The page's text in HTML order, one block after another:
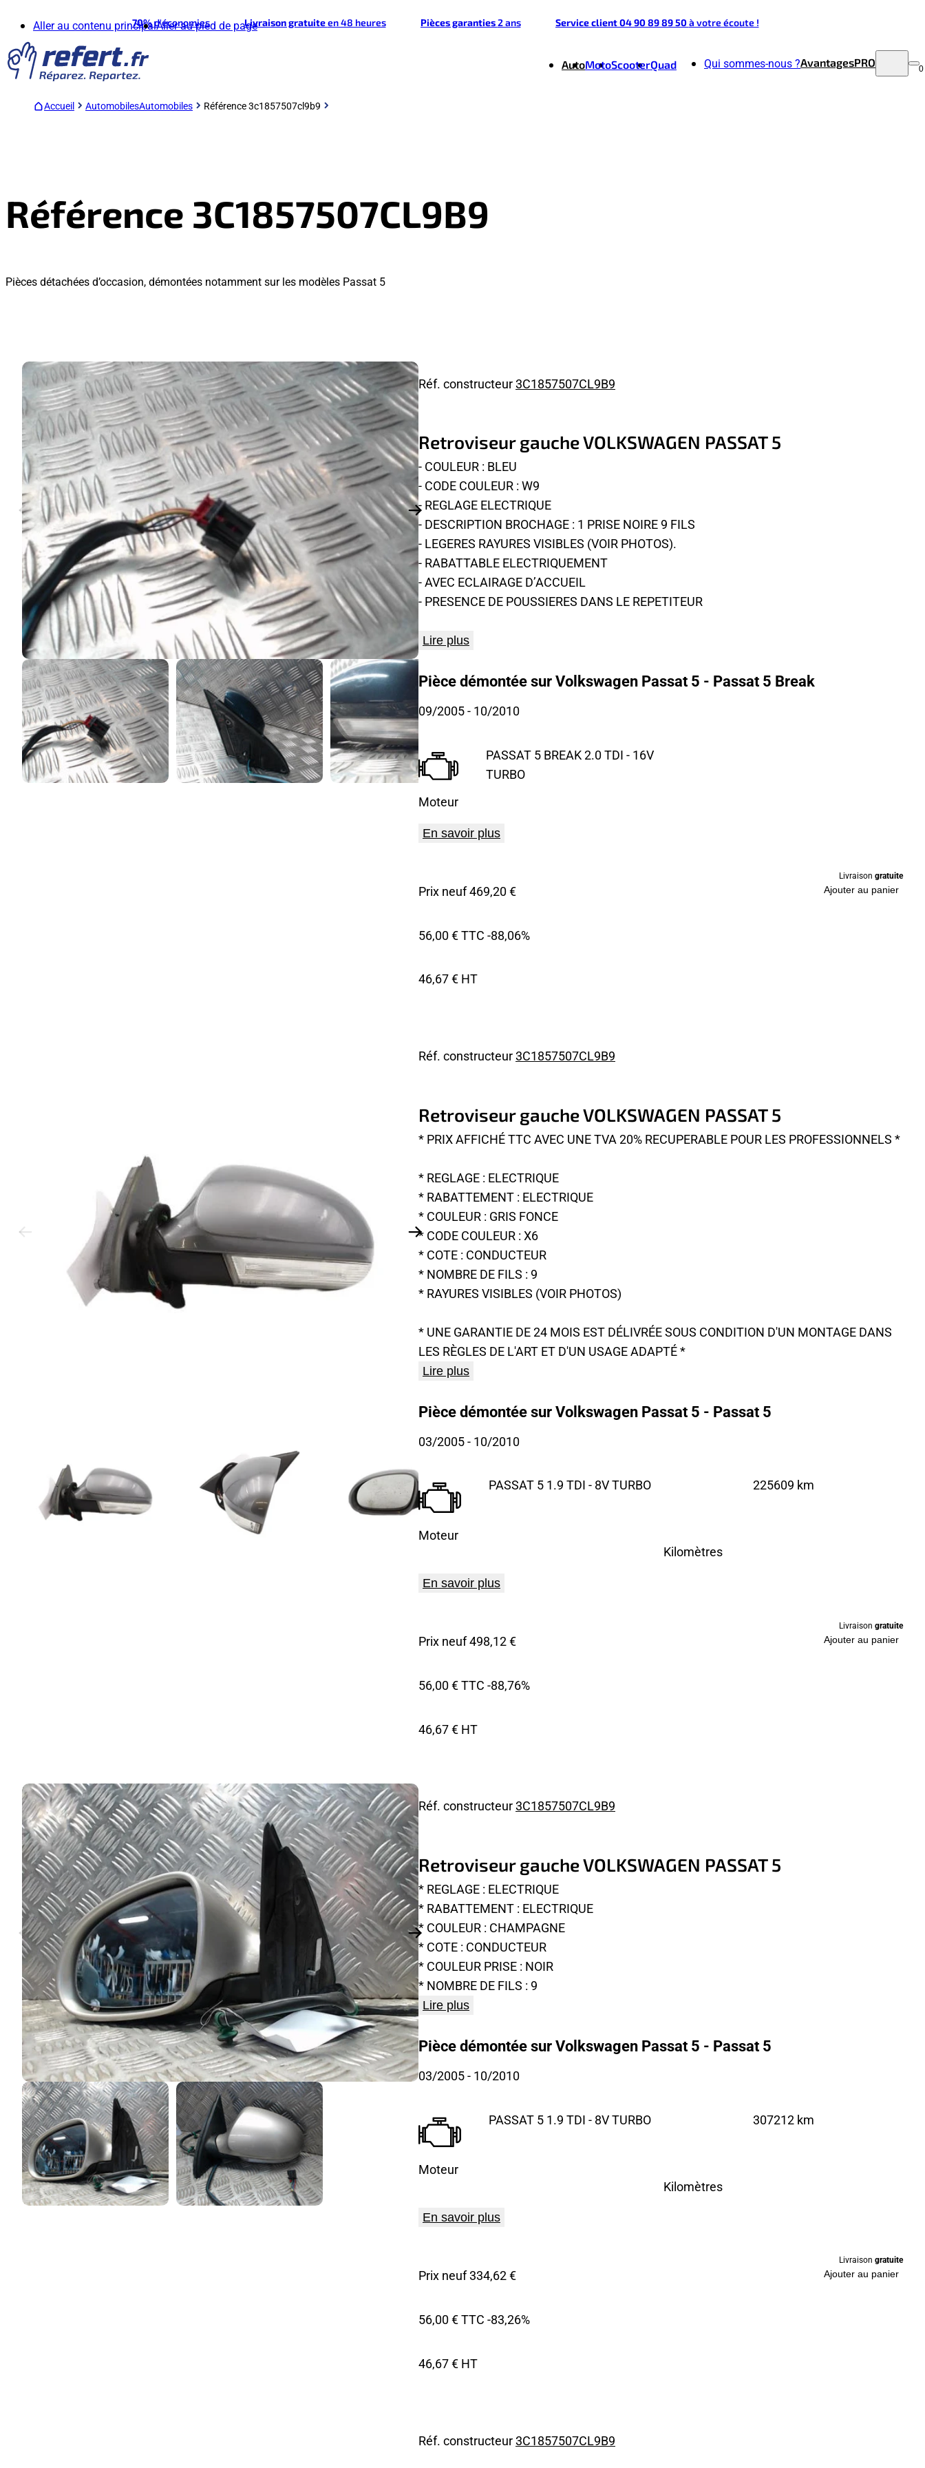
Aller au contenu principalAller au pied de page
70%d'économies Livraison gratuiteen 48 heures Pièces garanties2 ans Service client 04 90 89 89 50à votre écoute !
AutoMotoScooterQuad Qui sommes-nous ?AvantagesPRO 0
Accueil AutomobilesAutomobiles Référence 3c1857507cl9b9
Référence 3C1857507CL9B9
Pièces détachées d’occasion, démontées notamment sur les modèles Passat 5
Réf. constructeur3C1857507CL9B9
Retroviseur gauche VOLKSWAGEN PASSAT 5
- COULEUR : BLEU
- CODE COULEUR : W9
- REGLAGE ELECTRIQUE
- DESCRIPTION BROCHAGE : 1 PRISE NOIRE 9 FILS
- LEGERES RAYURES VISIBLES (VOIR PHOTOS).
- RABATTABLE ELECTRIQUEMENT
- AVEC ECLAIRAGE D’ACCUEIL
- PRESENCE DE POUSSIERES DANS LE REPETITEUR
Lire plus
Pièce démontée sur Volkswagen Passat 5 - Passat 5 Break
09/2005- 10/2010
Moteur
PASSAT 5 BREAK 2.0 TDI - 16V
TURBO
En savoir plus
Prix neuf 469,20 €
56,00 € TTC -88,06%
46,67 € HT
Livraison gratuite
Ajouter au panier
Réf. constructeur3C1857507CL9B9
Retroviseur gauche VOLKSWAGEN PASSAT 5
* PRIX AFFICHÉ TTC AVEC UNE TVA 20% RECUPERABLE POUR LES PROFESSIONNELS *
* REGLAGE : ELECTRIQUE
* RABATTEMENT : ELECTRIQUE
* COULEUR : GRIS FONCE
* CODE COULEUR : X6
* COTE : CONDUCTEUR
* NOMBRE DE FILS : 9
* RAYURES VISIBLES (VOIR PHOTOS)
* UNE GARANTIE DE 24 MOIS EST DÉLIVRÉE SOUS CONDITION D'UN MONTAGE DANS
LES RÈGLES DE L'ART ET D'UN USAGE ADAPTÉ *
Lire plus
Pièce démontée sur Volkswagen Passat 5 - Passat 5
03/2005- 10/2010
Moteur
PASSAT 5 1.9 TDI - 8V TURBO
Kilomètres
225609 km
En savoir plus
Prix neuf 498,12 €
56,00 € TTC -88,76%
46,67 € HT
Livraison gratuite
Ajouter au panier
Réf. constructeur3C1857507CL9B9
Retroviseur gauche VOLKSWAGEN PASSAT 5
* REGLAGE : ELECTRIQUE
* RABATTEMENT : ELECTRIQUE
* COULEUR : CHAMPAGNE
* COTE : CONDUCTEUR
* COULEUR PRISE : NOIR
* NOMBRE DE FILS : 9
Lire plus
Pièce démontée sur Volkswagen Passat 5 - Passat 5
03/2005- 10/2010
Moteur
PASSAT 5 1.9 TDI - 8V TURBO
Kilomètres
307212 km
En savoir plus
Prix neuf 334,62 €
56,00 € TTC -83,26%
46,67 € HT
Livraison gratuite
Ajouter au panier
Réf. constructeur3C1857507CL9B9